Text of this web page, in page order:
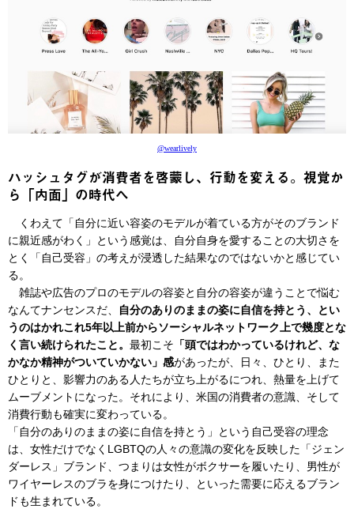
@wearlively
ハッシュタグが消費者を啓蒙し、行動を変える。視覚か
ら「内面」の時代へ
くわえて「自分に近い容姿のモデルが着ている方がそのブランド
に親近感がわく」という感覚は、自分自身を愛することの大切さを
とく「自己受容」の考えが浸透した結果なのではないかと感じてい
る。
雑誌や広告のプロのモデルの容姿と自分の容姿が違うことで悩む
なんてナンセンスだ、
自分のありのままの姿に自信を持とう、とい
うのはかれこれ5年以上前からソーシャルネットワーク上で幾度とな
く言い続けられたこと。 最初こそ 「頭ではわかっているけれど、な
かなか精神がついていかない」感があったが、日々、ひとり、また
ひとりと、影響力のある人たちが立ち上がるにつれ、熱量を上げて
ムーブメントになった。それにより、米国の消費者の意識、そして
消費行動も確実に変わっている。
「自分のありのままの姿に自信を持とう」という自己受容の理念
は、女性だけでなくLGBTQの人々の意識の変化を反映した「ジェン
ダーレス」ブランド、つまりは女性がボクサーを履いたり、男性が
ワイヤーレスのブラを身につけたり、といった需要に応えるブラン
ドも生まれている。